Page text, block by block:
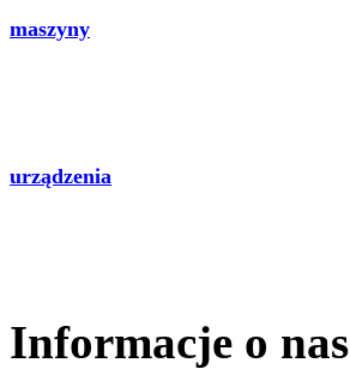
maszyny
urządzenia
Informacje o nas